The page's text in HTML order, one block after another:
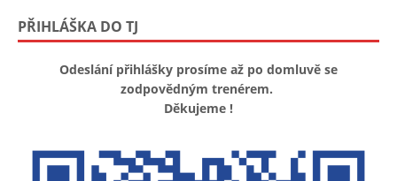
PŘIHLÁŠKA DO TJ
Odeslání přihlášky prosíme až po domluvě se
zodpovědným trenérem.
Děkujeme !